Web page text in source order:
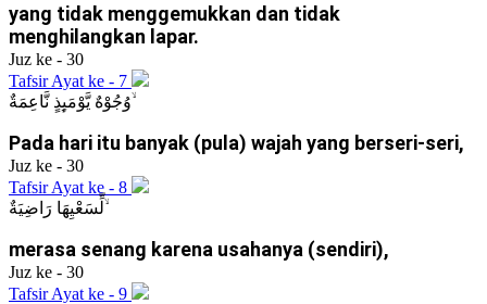
yang tidak menggemukkan dan tidak
menghilangkan lapar.
Juz ke - 30
Tafsir Ayat ke - 7
وُجُوْهٌ يَّوْمَىِٕذٍ نَّاعِمَةٌ ۙ
Pada hari itu banyak (pula) wajah yang berseri-seri,
Juz ke - 30
Tafsir Ayat ke - 8
لِّسَعْيِهَا رَاضِيَةٌ ۙ
merasa senang karena usahanya (sendiri),
Juz ke - 30
Tafsir Ayat ke - 9